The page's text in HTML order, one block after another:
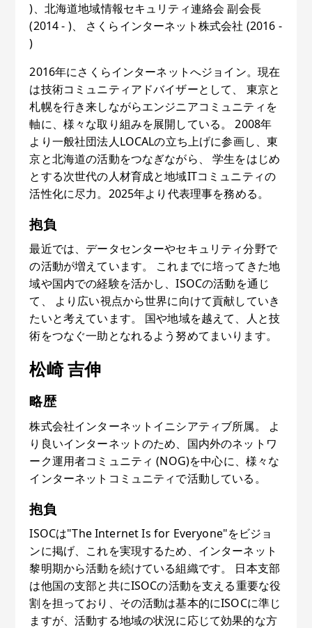
)、北海道地域情報セキュリティ連絡会 副会長
(2014 - )、 さくらインターネット株式会社 (2016 -
)
2016年にさくらインターネットへジョイン。現在
は技術コミュニティアドバイザーとして、 東京と
札幌を行き来しながらエンジニアコミュニティを
軸に、様々な取り組みを展開している。 2008年
より一般社団法人LOCALの立ち上げに参画し、東
京と北海道の活動をつなぎながら、 学生をはじめ
とする次世代の人材育成と地域ITコミュニティの
活性化に尽力。2025年より代表理事を務める。
抱負
最近では、データセンターやセキュリティ分野で
の活動が増えています。 これまでに培ってきた地
域や国内での経験を活かし、ISOCの活動を通じ
て、 より広い視点から世界に向けて貢献していき
たいと考えています。 国や地域を越えて、人と技
術をつなぐ一助となれるよう努めてまいります。
松崎 吉伸
略歴
株式会社インターネットイニシアティブ所属。 よ
り良いインターネットのため、国内外のネットワ
ーク運用者コミュニティ (NOG)を中心に、様々な
インターネットコミュニティで活動している。
抱負
ISOCは"The Internet Is for Everyone"をビジョ
ンに掲げ、これを実現するため、インターネット
黎明期から活動を続けている組織です。 日本支部
は他国の支部と共にISOCの活動を支える重要な役
割を担っており、その活動は基本的にISOCに準じ
ますが、活動する地域の状況に応じて効果的な方